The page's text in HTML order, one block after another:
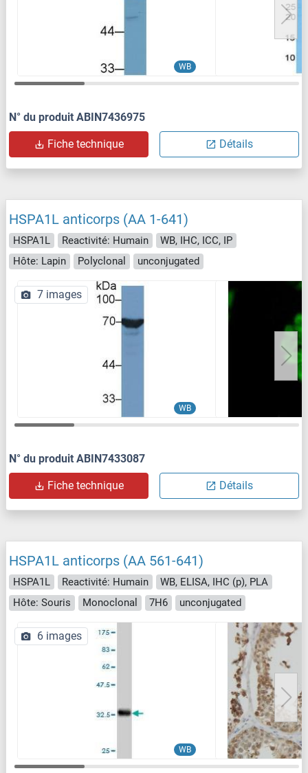
WB
N° du produit ABIN7436975
Fiche technique Détails
HSPA1L anticorps (AA 1-641)
HSPA1L Reactivité: Humain
WB, IHC, ICC, IP
Hôte: Lapin
Polyclonal unconjugated
WB
7 images
N° du produit ABIN7433087
Fiche technique Détails
HSPA1L anticorps (AA 561-641)
HSPA1L Reactivité: Humain
WB, ELISA, IHC (p), PLA
Hôte: Souris
Monoclonal 7H6 unconjugated
WB
6 images